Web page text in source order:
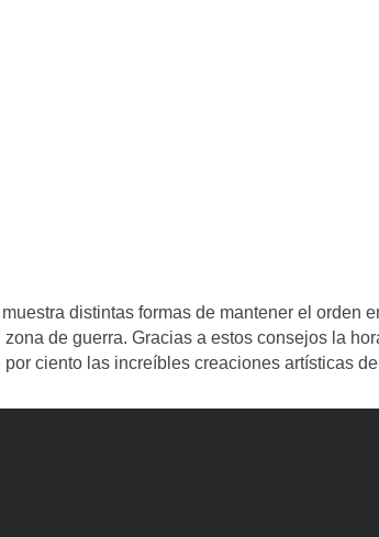
distintas formas de mantener el orden
de guerra. Gracias a estos consejos la
por ciento las increíbles creaciones artísticas